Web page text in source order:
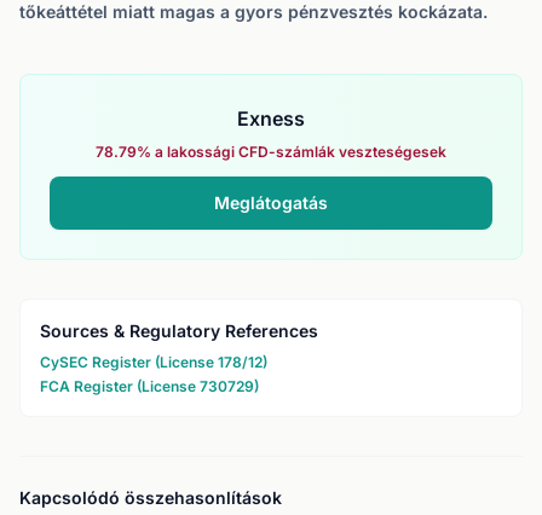
tőkeáttétel miatt magas a gyors pénzvesztés kockázata.
Exness
78.79% a lakossági CFD-számlák veszteségesek
Meglátogatás
Sources & Regulatory References
CySEC Register (License 178/12)
FCA Register (License 730729)
Kapcsolódó összehasonlítások